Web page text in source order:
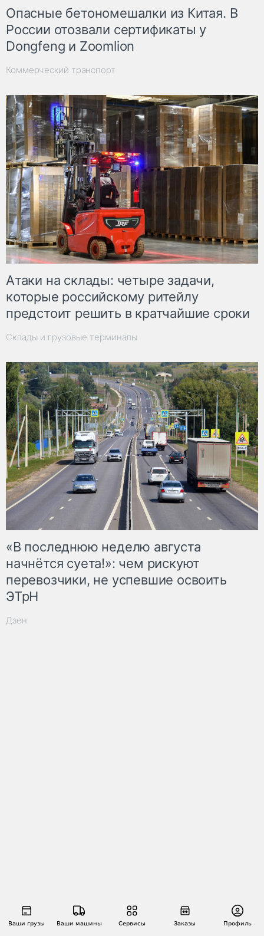
Ваши грузы Ваши машины Сервисы Заказы Профиль
Опасные бетономешалки из Китая. В
России отозвали сертификаты у
Dongfeng и Zoomlion
Коммерческий транспорт
Атаки на склады: четыре задачи,
которые российскому ритейлу
предстоит решить в кратчайшие сроки
Склады и грузовые терминалы
«В последнюю неделю августа
начнётся суета!»: чем рискуют
перевозчики, не успевшие освоить
ЭТрН
Дзен